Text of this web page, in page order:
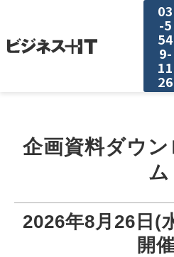
03
-5
54
9-
11
26
セミナー集客がしたい
アンケート調査がしたい
企画資料ダウ
ム
2026年8月26日(
開催